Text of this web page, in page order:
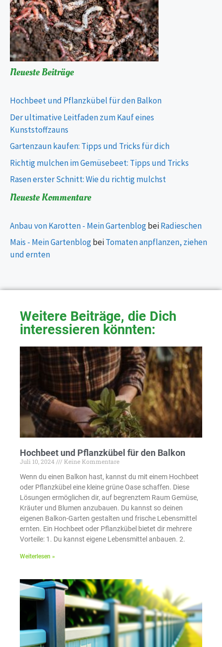
Neueste Beiträge
Hochbeet und Pflanzkübel für den Balkon
Der ultimative Leitfaden zum Kauf eines
Kunststoffzauns
Gartenzaun kaufen: Tipps und Tricks für dich
Richtig mulchen im Gemüsebeet: Tipps und Tricks
Rasen erster Schnitt: Wie du richtig mulchst
Neueste Kommentare
Anbau von Karotten - Mein GartenblogbeiRadieschen
Mais - Mein GartenblogbeiTomaten anpflanzen, ziehen
und ernten
Weitere Beiträge, die Dich
interessieren könnten:
Hochbeet und Pflanzkübel für den Balkon
Juli 10, 2024
Keine Kommentare
Wenn du einen Balkon hast, kannst du mit einem Hochbeet
oder Pflanzkübel eine kleine grüne Oase schaffen. Diese
Lösungen ermöglichen dir, auf begrenztem Raum Gemüse,
Kräuter und Blumen anzubauen. Du kannst so deinen
eigenen Balkon-Garten gestalten und frische Lebensmittel
ernten. Ein Hochbeet oder Pflanzkübel bietet dir mehrere
Vorteile: 1. Du kannst eigene Lebensmittel anbauen. 2.
Weiterlesen »